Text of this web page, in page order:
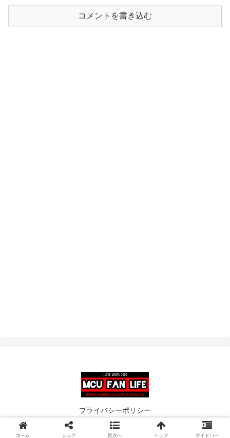
コメントを書き込む
プライバシーポリシー
© 2019 MCU FAN LIFE.
ホーム シェア 目次へ トップ サイドバー